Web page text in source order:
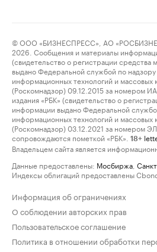
© ООО «БИЗНЕСПРЕСС», АО
2026. Сообщения и материалы
(свидетельство о регистрации
выдано Федеральной службой по надзору
информационных технологий и массовых
(Роскомнадзор) 09.12.2015 за номером
издания «РБК» (свидетельство о
информации выдано Федеральной
информационных технологий и массовых
(Роскомнадзор) 03.12.2021 за номером
сопровождаются пометкой «РБК».
18+
Владельцем сайта является
Данные предоставлены: Мосбиржа
Индексы облигаций предоставлены
Информация об ограничениях
О соблюдении авторских прав
Пользовательское соглашение
Политика в отношении обработки